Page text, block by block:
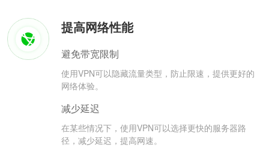
提高网络性能
避免带宽限制
使用VPN可以隐藏流量类型，防止限速，提供更好的
网络体验。
减少延迟
在某些情况下，使用VPN可以选择更快的服务器路
径，减少延迟，提高网速。